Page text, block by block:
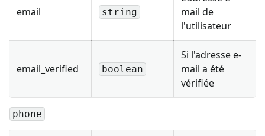
email string
mail de
l'utilisateur
email_verified boolean
Si l'adresse e-
mail a été
vérifiée
phone